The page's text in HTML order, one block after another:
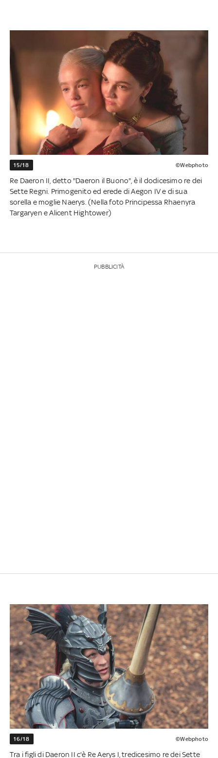
15/18 ©Webphoto
Re Daeron II, detto "Daeron il Buono", è il dodicesimo re dei
Sette Regni. Primogenito ed erede di Aegon IV e di sua
sorella e moglie Naerys. (Nella foto Principessa Rhaenyra
Targaryen e Alicent Hightower)
PUBBLICITÀ
16/18 ©Webphoto
Tra i figli di Daeron II c'è Re Aerys I, tredicesimo re dei Sette